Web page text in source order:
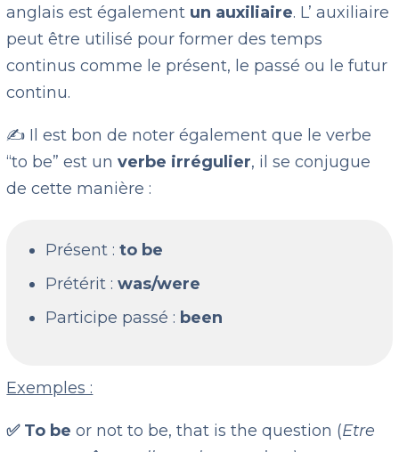
anglais est également un auxiliaire. L’ auxiliaire
peut être utilisé pour former des temps
continus comme le présent, le passé ou le futur
continu.
✍️ Il est bon de noter également que le verbe
“to be” est unverbe irrégulier, il se conjugue
de cette manière :
Présent : to be
Prétérit : was/were
Participe passé : been
Exemples :
✅ To be or not to be, that is the question (Etre